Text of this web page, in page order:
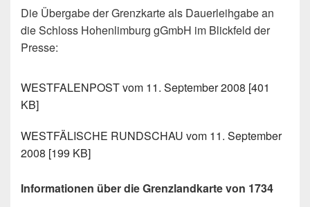
Die Übergabe der Grenzkarte als Dauerleihgabe an
die Schloss Hohenlimburg gGmbH im Blickfeld der
Presse:
WESTFALENPOST vom 11. September 2008 [401
KB]
WESTFÄLISCHE RUNDSCHAU vom 11. September
2008 [199 KB]
Informationen über die Grenzlandkarte von 1734